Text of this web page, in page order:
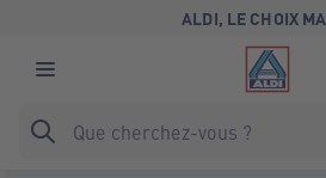
ALDI, LE CHOIX